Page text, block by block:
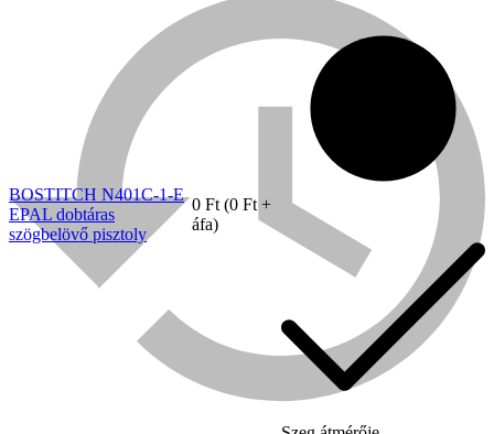
BOSTITCH N401C-1-E
EPAL dobtáras
szögbelövő pisztoly
0 Ft (0 Ft +
áfa)